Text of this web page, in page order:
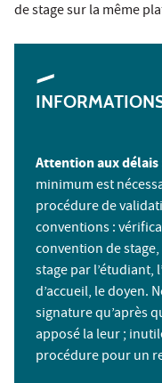
de stage sur la même
Attention aux délais
minimum est
procédure de
conventions :
convention de
stage par l’étudiant,
d’accueil, le doyen.
signature qu’après
apposé la leur ;
procédure pour un